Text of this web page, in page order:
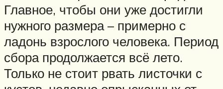
Главное, чтобы они уже достигли
нужного размера – примерно с
ладонь взрослого человека. Период
сбора продолжается всё лето.
Только не стоит рвать листочки с